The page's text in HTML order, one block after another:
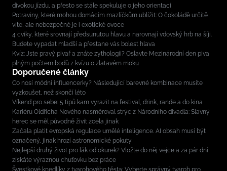
divokou jízdu, a přesto se stále spekuluje o jeho orientaci
Potraviny, které mohou domácím mazlíčkům ublížit: O čokoládě určitě
víte, ale nebezpečné je i exotické ovoce
4 cviky, které srovnají předsunutou hlavu a narovnají vdovský hrb na šíji.
Budete vypadat mladší a přestane vás bolest hlava
Kvíz: Jste pravý pivař a znáte zythologii? Oslavte Mezinárodní den piva
plným počtem bodů z kvízu o zlatavém moku
Doporučené články
Co nosí módní influencerky? Následující barevné kombinace musíte
vyzkoušet, než skončí léto
Víkend pro sebe: 5 tipů kam vyrazit na festival, drink, rande a do kina
Kariéru Oldřicha Nového nasměroval strýc z Národního divadla: Slavný
herec se měl původně živit zcela jinak
Začala platit evropská regulace umělé inteligence. AI obsah musí být
označený, jinak hrozí astronomické pokuty
Nejlepší druhý život pro lák od okurek? Vložte do něj vejce a za pár dní
získáte výraznou chuťovku bez práce
Švestkové knedlíky z tvarohového těsta: Vyberte správný tvaroh pro